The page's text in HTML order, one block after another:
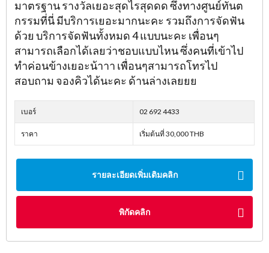
มาตรฐาน รางวัลเยอะสุดไรสุดดด ซึ่งทางศูนย์ทันต
กรรมที่นี่ มีบริการเยอะมากนะคะ รวมถึงการจัดฟัน
ด้วย บริการจัดฟันทั้งหมด 4 แบบนะคะ เพื่อนๆ
สามารถเลือกได้เลยว่าชอบแบบไหน ซึ่งคนที่เข้าไป
ทำค่อนข้างเยอะน้าาา เพื่อนๆสามารถโทรไป
สอบถาม จองคิวได้นะคะ ด้านล่างเลยยย
เบอร์ 02 692 4433
ราคา เริ่มต้นที่ 30,000 THB
รายละเอียดเพิ่มเติมคลิก
พิกัดคลิก